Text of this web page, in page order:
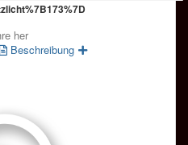
her
Beschreibung